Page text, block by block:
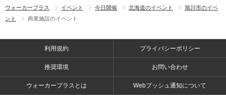
ウォーカープラス イベント 今日開催 北海道のイベント
旭川市のイベ
ント
商業施設のイベント
利用規約 プライバシーポリシー
推奨環境 お問い合わせ
ウォーカープラスとは Webプッシュ通知について